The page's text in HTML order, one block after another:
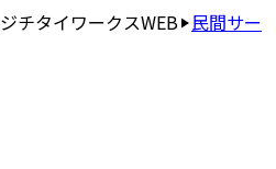
ジチタイワークスWEB 民間サー